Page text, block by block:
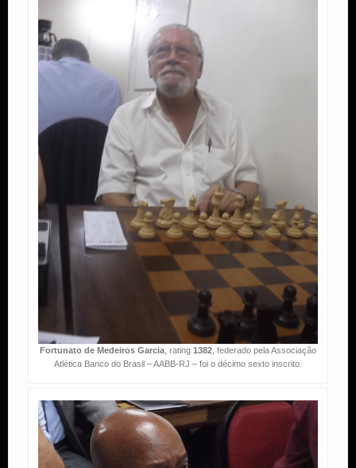
Fortunato de Medeiros Garcia, rating 1382, federado pela Associação
Atlética Banco do Brasil – AABB-RJ – foi o décimo sexto inscrito.